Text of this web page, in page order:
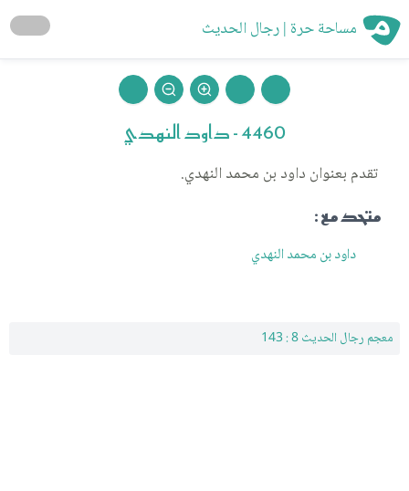
مساحة حرة | رجال الحديث
4460 - داود النهدي
تقدم بعنوان داود بن محمد النهدي.
متحد مع :
داود بن محمد النهدي
معجم رجال الحديث 8 : 143